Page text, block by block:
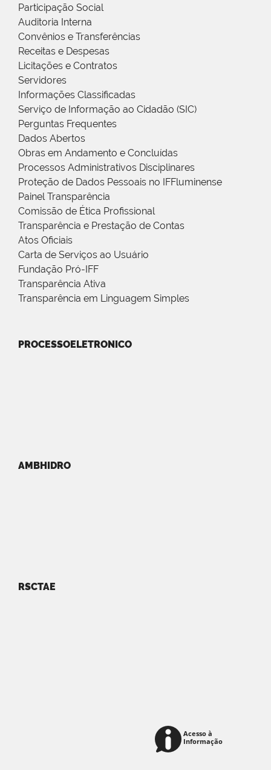
Participação Social
Auditoria Interna
Convênios e Transferências
Receitas e Despesas
Licitações e Contratos
Servidores
Informações Classificadas
Serviço de Informação ao Cidadão (SIC)
Perguntas Frequentes
Dados Abertos
Obras em Andamento e Concluídas
Processos Administrativos Disciplinares
Proteção de Dados Pessoais no IFFluminense
Painel Transparência
Comissão de Ética Profissional
Transparência e Prestação de Contas
Atos Oficiais
Carta de Serviços ao Usuário
Fundação Pró-IFF
Transparência Ativa
Transparência em Linguagem Simples
PROCESSOELETRONICO
AMBHIDRO
RSCTAE